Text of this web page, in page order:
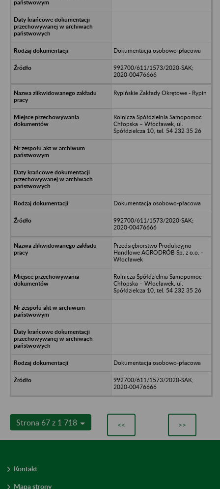
Dokumentacja osobowo-płacowa
992700/611/1573/2020-SAK;
2020-00476666
Rypińskie Zakłady Okrętowe - Rypin
Rolnicza Spółdzielnia Samopomoc
Chłopska – Włocławek, ul.
Spółdzielcza 10, tel. 54 232 35 26
Dokumentacja osobowo-płacowa
992700/611/1573/2020-SAK;
2020-00476666
Przedsiębiorstwo Produkcyjno
Handlowe AGRODRÓB Sp. z o.o. -
Włocławek
Rolnicza Spółdzielnia Samopomoc
Chłopska – Włocławek, ul.
Spółdzielcza 10, tel. 54 232 35 26
Dokumentacja osobowo-płacowa
992700/611/1573/2020-SAK;
2020-00476666
Strona 67 z 1 718 << >>
Kontakt
Mapa strony